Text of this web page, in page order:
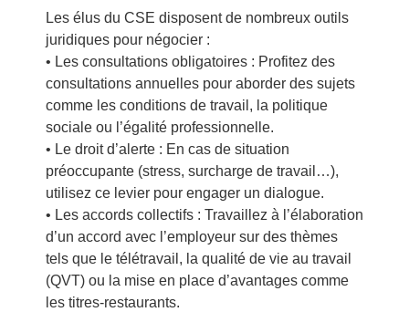
Les élus du CSE disposent de nombreux outils
juridiques pour négocier :
• Les consultations obligatoires : Profitez des
consultations annuelles pour aborder des sujets
comme les conditions de travail, la politique
sociale ou l’égalité professionnelle.
• Le droit d’alerte : En cas de situation
préoccupante (stress, surcharge de travail…),
utilisez ce levier pour engager un dialogue.
• Les accords collectifs : Travaillez à l’élaboration
d’un accord avec l’employeur sur des thèmes
tels que le télétravail, la qualité de vie au travail
(QVT) ou la mise en place d’avantages comme
les titres-restaurants.